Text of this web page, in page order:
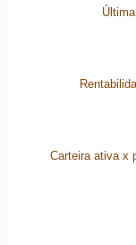
Carteira ativa x